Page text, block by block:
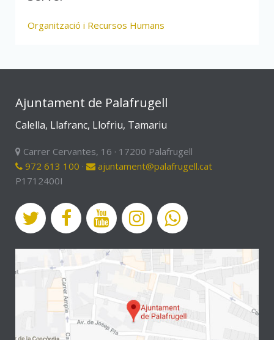
Organització i Recursos Humans
Ajuntament de Palafrugell
Calella, Llafranc, Llofriu, Tamariu
Carrer Cervantes, 16 · 17200 Palafrugell
972 613 100 ·
ajuntament@palafrugell.cat
P1712400I